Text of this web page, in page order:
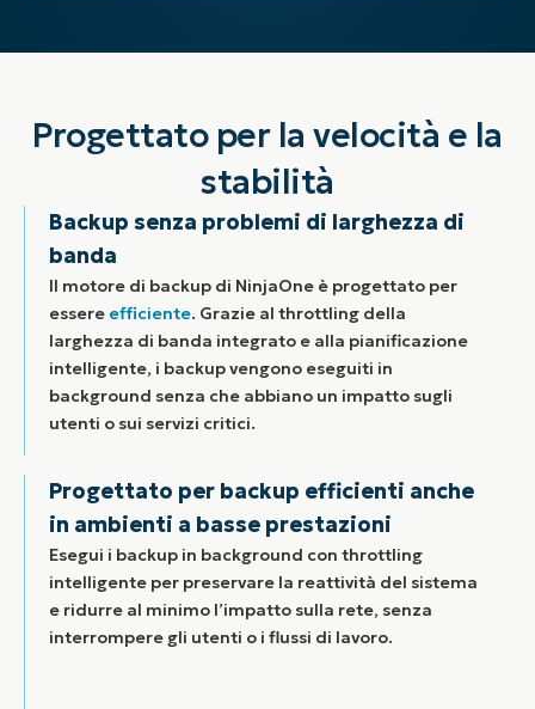
Progettato per la velocità e la
stabilità
Backup senza problemi di larghezza di
banda
Il motore di backup di NinjaOne è progettato per
essere efficiente. Grazie al throttling della
larghezza di banda integrato e alla pianificazione
intelligente, i backup vengono eseguiti in
background senza che abbiano un impatto sugli
utenti o sui servizi critici.
Progettato per backup efficienti anche
in ambienti a basse prestazioni
Esegui i backup in background con throttling
intelligente per preservare la reattività del sistema
e ridurre al minimo l’impatto sulla rete, senza
interrompere gli utenti o i flussi di lavoro.